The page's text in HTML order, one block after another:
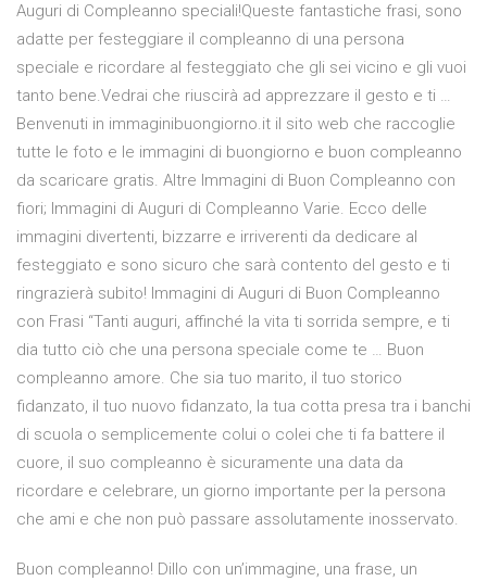
Auguri di Compleanno speciali!Queste fantastiche frasi, sono
adatte per festeggiare il compleanno di una persona
speciale e ricordare al festeggiato che gli sei vicino e gli vuoi
tanto bene.Vedrai che riuscirà ad apprezzare il gesto e ti …
Benvenuti in immaginibuongiorno.it il sito web che raccoglie
tutte le foto e le immagini di buongiorno e buon compleanno
da scaricare gratis. Altre Immagini di Buon Compleanno con
fiori; Immagini di Auguri di Compleanno Varie. Ecco delle
immagini divertenti, bizzarre e irriverenti da dedicare al
festeggiato e sono sicuro che sarà contento del gesto e ti
ringrazierà subito! Immagini di Auguri di Buon Compleanno
con Frasi “Tanti auguri, affinché la vita ti sorrida sempre, e ti
dia tutto ciò che una persona speciale come te … Buon
compleanno amore. Che sia tuo marito, il tuo storico
fidanzato, il tuo nuovo fidanzato, la tua cotta presa tra i banchi
di scuola o semplicemente colui o colei che ti fa battere il
cuore, il suo compleanno è sicuramente una data da
ricordare e celebrare, un giorno importante per la persona
che ami e che non può passare assolutamente inosservato.
Buon compleanno! Dillo con un’immagine, una frase, un